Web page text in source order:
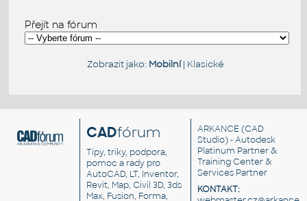
Přejít na fórum
Zobrazit jako: Mobilní| Klasické
CADfórum
Tipy, triky, podpora,
pomoc a rady pro
AutoCAD, LT, Inventor,
Revit, Map, Civil 3D, 3ds
Max, Fusion, Forma,
ARKANCE (CAD
Studio) - Autodesk
Platinum Partner &
Training Center &
Services Partner
KONTAKT: